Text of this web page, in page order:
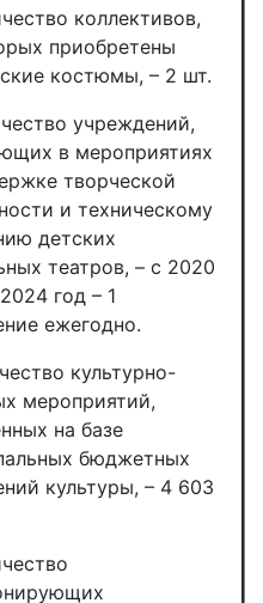
коллективов,
приобретены
костюмы, – 2 шт.
учреждений,
в мероприятиях
творческой
и техническому
детских
театров, – с 2020
год – 1
ежегодно.
культурно-
мероприятий,
на базе
бюджетных
культуры, – 4 603